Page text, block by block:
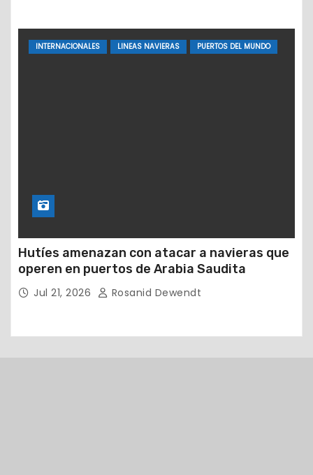
INTERNACIONALES LINEAS NAVIERAS PUERTOS DEL MUNDO
Hutíes amenazan con atacar a navieras que
operen en puertos de Arabia Saudita
Jul 21, 2026 Rosanid Dewendt